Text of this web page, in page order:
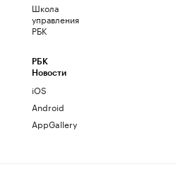
Школа
управления
РБК
РБК
Новости
iOS
Android
AppGallery